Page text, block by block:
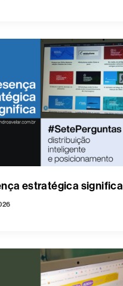
estratégica significa